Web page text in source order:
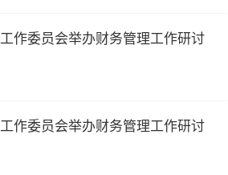
作委员会举办财务管理工作研讨
作委员会举办财务管理工作研讨